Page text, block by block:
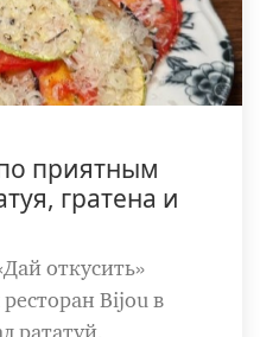
приятным
гратена и
откусить»
Bijou в